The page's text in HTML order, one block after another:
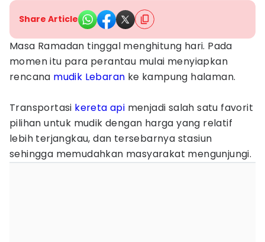
Share Article
Masa Ramadan tinggal menghitung hari. Pada
momen itu para perantau mulai menyiapkan
rencana mudik Lebaran ke kampung halaman.
Transportasi kereta api menjadi salah satu favorit
pilihan untuk mudik dengan harga yang relatif
lebih terjangkau, dan tersebarnya stasiun
sehingga memudahkan masyarakat mengunjungi.